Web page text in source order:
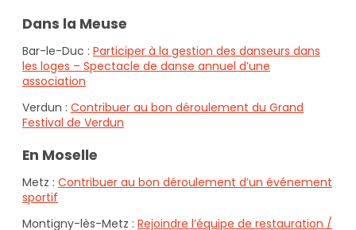
Dans la Meuse
Bar-le-Duc : Participer à la gestion des danseurs dans
les loges – Spectacle de danse annuel d’une
association
Verdun : Contribuer au bon déroulement du Grand
Festival de Verdun
En Moselle
Metz : Contribuer au bon déroulement d’un événement
sportif
Montigny-lès-Metz : Rejoindre l’équipe de restauration /